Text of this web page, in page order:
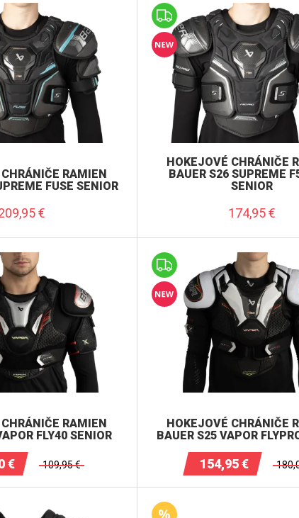
veľkosť S Junior
veľkosť S Senior
veľkosť S Youth
veľkosť XL Senior
RAMIEN
FUSE SENIOR
€
HOKEJOVÉ CHRÁNIČE
BAUER S26 SUPREME
SENIOR
174,95€
RAMIEN
FLY40 SENIOR
€ 109,95€
HOKEJOVÉ CHRÁNIČE
BAUER S25 VAPOR
154,95€